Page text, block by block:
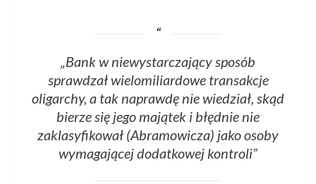
„Bank w niewystarczający sposób
sprawdzał wielomiliardowe transakcje
oligarchy, a tak naprawdę nie wiedział, skąd
bierze się jego majątek i błędnie nie
zaklasyfikował (Abramowicza) jako osoby
wymagającej dodatkowej kontroli”